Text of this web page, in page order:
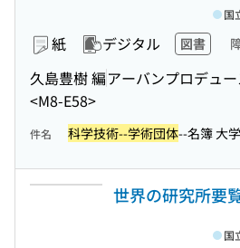
紙 デジタル 図書
久島豊樹 編アーバンプロデュ
<M8-E58>
国
件名 科学技術--学術団体--名簿 大
世界の研究所要
国